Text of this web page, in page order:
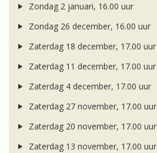
Zondag 2 januari, 16.00 uur
Zondag 26 december, 16.00 uur
Zaterdag 18 december, 17.00 uur
Zaterdag 11 december, 17.00 uur
Zaterdag 4 december, 17.00 uur
Zaterdag 27 november, 17.00 uur
Zaterdag 20 november, 17.00 uur
Zaterdag 13 november, 17.00 uur